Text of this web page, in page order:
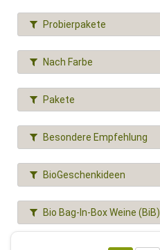
Probierpakete
Nach Farbe
Pakete
Besondere Empfehlung
BioGeschenkideen
Bio Bag-In-Box Weine (BiB)